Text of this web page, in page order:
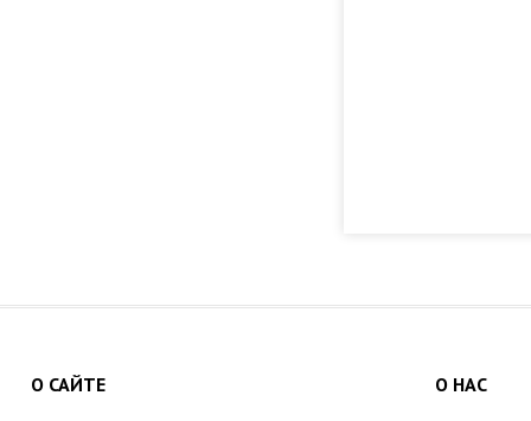
О САЙТЕ О НАС